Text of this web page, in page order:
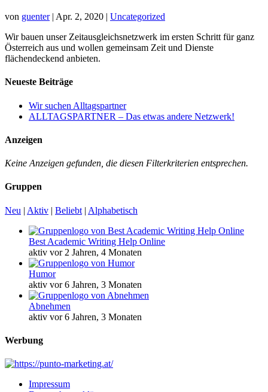
von guenter| Apr. 2, 2020 | Uncategorized
Wir bauen unser Zeitausgleichsnetzwerk im ersten Schritt für ganz
Österreich aus und wollen gemeinsam Zeit und Dienste
flächendeckend anbieten.
Neueste Beiträge
Wir suchen Alltagspartner
ALLTAGSPARTNER – Das etwas andere Netzwerk!
Anzeigen
Keine Anzeigen gefunden, die diesen Filterkriterien entsprechen.
Gruppen
Neu | Aktiv | Beliebt | Alphabetisch
Best Academic Writing Help Online
aktiv vor 2 Jahren, 4 Monaten
Humor
aktiv vor 6 Jahren, 3 Monaten
Abnehmen
aktiv vor 6 Jahren, 3 Monaten
Werbung
Impressum